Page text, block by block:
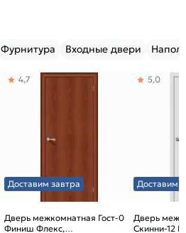
Фурнитура Входные двери
Доставим завтра
Дверь межкомнатная Гост-0
Финиш Флекс,
4,7
Доставим
Дверь
Скинни-12
5,0